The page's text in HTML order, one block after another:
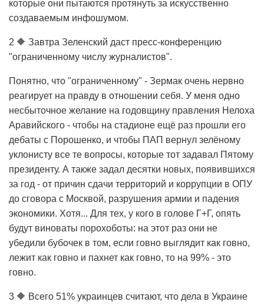
которые они пытаются протянуть за искусственно
создаваемым инфошумом.
2 🔶 Завтра Зеленский даст пресс-конференцию
"ограниченному числу журналистов".
Понятно, что "ограниченному" - Зермак очень нервно
реагирует на правду в отношении себя. У меня одно
несбыточное желание на годовщину правления Нелоха
Аравийского - чтобы на стадионе ещё раз прошли его
дебаты с Порошенко, и чтобы ПАП вернул зелёному
уклонисту все те вопросы, которые тот задавал Пятому
президенту. А также задал десятки новых, появившихся
за год - от причин сдачи территорий и коррупции в ОПУ
до сговора с Москвой, разрушения армии и падения
экономики. Хотя... Для тех, у кого в голове Г+Г, опять
будут виноваты порохоботы: на этот раз они не
убедили бубочек в том, если говно выглядит как говно,
лежит как говно и пахнет как говно, то на 99% - это
говно.
3 🔶 Всего 51% украинцев считают, что дела в Украине